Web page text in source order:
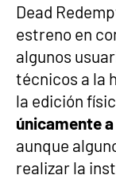
Dead
estreno en
algunos
técnicos a la
la edición
únicamente
aunque
realizar la